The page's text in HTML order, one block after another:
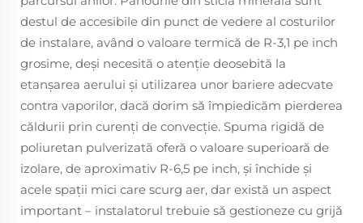
destul de accesibile din punct de vedere al costurilor
de instalare, având o valoare termică de R-3,1 pe inch
grosime, deși necesită o atenție deosebită la
etanșarea aerului și utilizarea unor bariere adecvate
contra vaporilor, dacă dorim să împiedicăm pierderea
căldurii prin curenți de convecție. Spuma rigidă de
poliuretan pulverizată oferă o valoare superioară de
izolare, de aproximativ R-6,5 pe inch, și închide și
acele spații mici care scurg aer, dar există un aspect
important – instalatorul trebuie să gestioneze cu grijă